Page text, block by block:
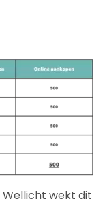
Wellicht wekt dit